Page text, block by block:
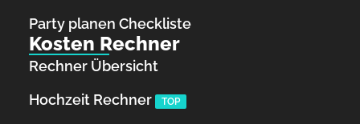
Party planen Checkliste
Kosten Rechner
Rechner Übersicht
Hochzeit Rechner
TOP